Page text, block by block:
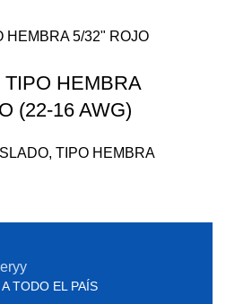
TIPO HEMBRA
(22-16 AWG)
, TIPO HEMBRA
TODO EL PAÍS